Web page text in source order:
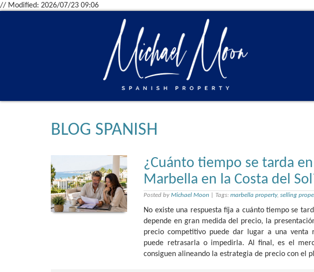
// Modified: 2026/07/23 09:06
BLOG SPANISH
¿Cuánto tiempo se tarda
Marbella en la Costa del
Posted byMichael Moon |Tags:marbella property,selling
No existe una respuesta fija a cuánto tiempo se
depende en gran medida del precio, la
precio competitivo puede dar lugar a una venta
puede retrasarla o impedirla. Al final, es el
consiguen alineando la estrategia de precio con el